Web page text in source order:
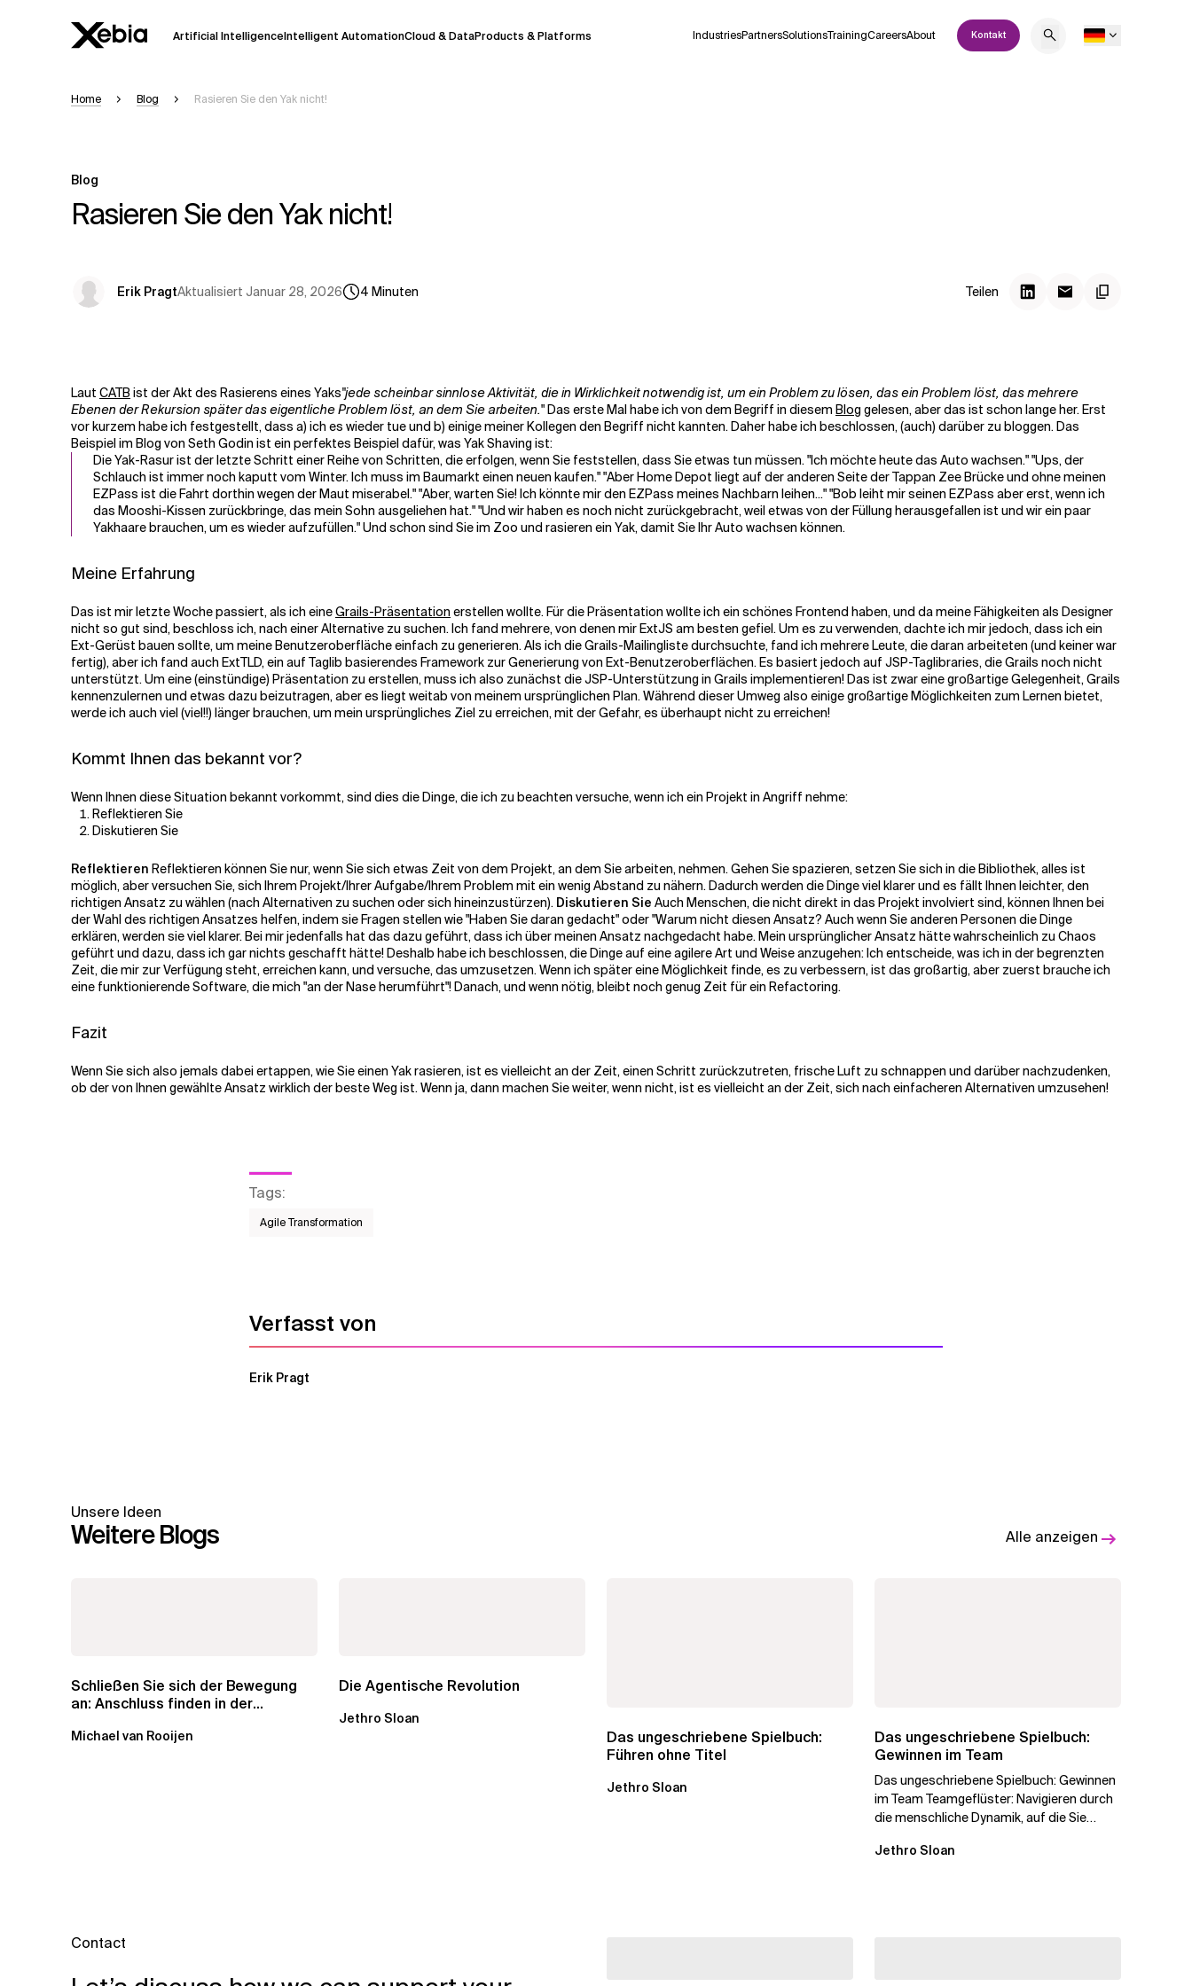
Artificial IntelligenceIntelligent AutomationCloud & DataProducts & Platforms IndustriesPartnersSolutionsTrainingCareersAbout Kontakt
Ai Übersicht
Bitte überprüfen Sie wichtige Informationen, bevor Sie Entscheidungen treffen oder
Verwandte Themen
Home Blog Rasieren Sie den Yak nicht!
Blog
Rasieren Sie den Yak nicht!
Erik PragtAktualisiert Januar 28, 2026 4 Minuten Teilen
Laut CATB ist der Akt des Rasierens eines Yaks"jede scheinbar sinnlose Aktivität, die in Wirklichkeit notwendig ist, um ein Problem zu lösen, das ein Problem löst, das mehrere
Ebenen der Rekursion später das eigentliche Problem löst, an dem Sie arbeiten." Das erste Mal habe ich von dem Begriff in diesem Blog gelesen, aber das ist schon lange her. Erst
vor kurzem habe ich festgestellt, dass a) ich es wieder tue und b) einige meiner Kollegen den Begriff nicht kannten. Daher habe ich beschlossen, (auch) darüber zu bloggen.Das
Beispiel im Blog von Seth Godin ist ein perfektes Beispiel dafür, was Yak Shaving ist:
Die Yak-Rasur ist der letzte Schritt einer Reihe von Schritten, die erfolgen, wenn Sie feststellen, dass Sie etwas tun müssen. "Ich möchte heute das Auto wachsen." "Ups, der
Schlauch ist immer noch kaputt vom Winter. Ich muss im Baumarkt einen neuen kaufen." "Aber Home Depot liegt auf der anderen Seite der Tappan Zee Brücke und ohne meinen
EZPass ist die Fahrt dorthin wegen der Maut miserabel." "Aber, warten Sie! Ich könnte mir den EZPass meines Nachbarn leihen..." "Bob leiht mir seinen EZPass aber erst, wenn ich
das Mooshi-Kissen zurückbringe, das mein Sohn ausgeliehen hat." "Und wir haben es noch nicht zurückgebracht, weil etwas von der Füllung herausgefallen ist und wir ein paar
Yakhaare brauchen, um es wieder aufzufüllen." Und schon sind Sie im Zoo und rasieren ein Yak, damit Sie Ihr Auto wachsen können.
Meine Erfahrung
Das ist mir letzte Woche passiert, als ich eineGrails-Präsentation erstellen wollte. Für die Präsentation wollte ich ein schönes Frontend haben, und da meine Fähigkeiten als Designer
nicht so gut sind, beschloss ich, nach einer Alternative zu suchen. Ich fand mehrere, von denen mirExtJS am besten gefiel. Um es zu verwenden, dachte ich mir jedoch, dass ich ein
Ext-Gerüst bauen sollte, um meine Benutzeroberfläche einfach zu generieren. Als ich die Grails-Mailingliste durchsuchte, fand ich mehrere Leute, die daran arbeiteten (und keiner war
fertig), aber ich fand auch ExtTLD, ein auf Taglib basierendes Framework zur Generierung von Ext-Benutzeroberflächen. Es basiert jedoch auf JSP-Taglibraries, die Grails noch nicht
unterstützt. Um eine (einstündige) Präsentation zu erstellen, muss ich also zunächst die JSP-Unterstützung in Grails implementieren! Das ist zwar eine großartige Gelegenheit, Grails
kennenzulernen und etwas dazu beizutragen, aber es liegt weitab von meinem ursprünglichen Plan. Während dieser Umweg also einige großartige Möglichkeiten zum Lernen bietet,
werde ich auch viel (viel!!) länger brauchen, um mein ursprüngliches Ziel zu erreichen, mit der Gefahr, es überhaupt nicht zu erreichen!
Kommt Ihnen das bekannt vor?
Wenn Ihnen diese Situation bekannt vorkommt, sind dies die Dinge, die ich zu beachten versuche, wenn ich ein Projekt in Angriff nehme:
Reflektieren Sie
Diskutieren Sie
Reflektieren Reflektieren können Sie nur, wenn Sie sich etwas Zeit von dem Projekt, an dem Sie arbeiten, nehmen. Gehen Sie spazieren, setzen Sie sich in die Bibliothek, alles ist
möglich, aber versuchen Sie, sich Ihrem Projekt/Ihrer Aufgabe/Ihrem Problem mit ein wenig Abstand zu nähern. Dadurch werden die Dinge viel klarer und es fällt Ihnen leichter, den
richtigen Ansatz zu wählen (nach Alternativen zu suchen oder sich hineinzustürzen). Diskutieren Sie Auch Menschen, die nicht direkt in das Projekt involviert sind, können Ihnen bei
der Wahl des richtigen Ansatzes helfen, indem sie Fragen stellen wie "Haben Sie daran gedacht" oder "Warum nicht diesen Ansatz? Auch wenn Sie anderen Personen die Dinge
erklären, werden sie viel klarer. Bei mir jedenfalls hat das dazu geführt, dass ich über meinen Ansatz nachgedacht habe. Mein ursprünglicher Ansatz hätte wahrscheinlich zu Chaos
geführt und dazu, dass ich gar nichts geschafft hätte! Deshalb habe ich beschlossen, die Dinge auf eine agilere Art und Weise anzugehen: Ich entscheide, was ich in der begrenzten
Zeit, die mir zur Verfügung steht, erreichen kann, und versuche, das umzusetzen. Wenn ich später eine Möglichkeit finde, es zu verbessern, ist das großartig, aber zuerst brauche ich
eine funktionierende Software, die mich "an der Nase herumführt"! Danach, und wenn nötig, bleibt noch genug Zeit für ein Refactoring.
Fazit
Wenn Sie sich also jemals dabei ertappen, wie Sie einen Yak rasieren, ist es vielleicht an der Zeit, einen Schritt zurückzutreten, frische Luft zu schnappen und darüber nachzudenken,
ob der von Ihnen gewählte Ansatz wirklich der beste Weg ist. Wenn ja, dann machen Sie weiter, wenn nicht, ist es vielleicht an der Zeit, sich nach einfacheren Alternativen umzusehen!
Tags:
Agile Transformation
Verfasst von
Erik Pragt
Unsere Ideen
Weitere Blogs Alle anzeigen
Schließen Sie sich der Bewegung
an: Anschluss finden in der
Michael van Rooijen
Die Agentische Revolution
Jethro Sloan
Das ungeschriebene Spielbuch:
Führen ohne Titel
Jethro Sloan
Das ungeschriebene Spielbuch:
Gewinnen im Team
Das ungeschriebene Spielbuch: Gewinnen
im Team Teamgeflüster: Navigieren durch
die menschliche Dynamik, auf die Sie
Jethro Sloan
Contact